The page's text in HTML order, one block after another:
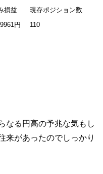
損益
現存ポジション数
円 110
なる円高の予兆な気もし
来があったのでしっかり